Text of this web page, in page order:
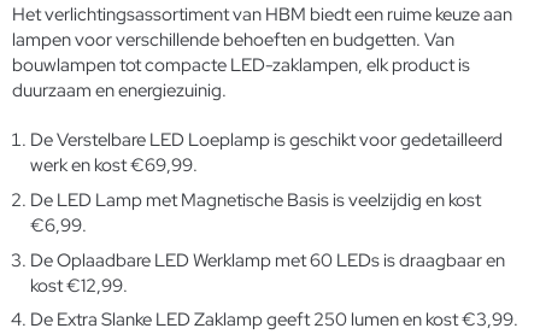
Het verlichtingsassortiment van HBM biedt een ruime keuze aan
lampen voor verschillende behoeften en budgetten. Van
bouwlampen tot compacte LED-zaklampen, elk product is
duurzaam en energiezuinig.
De Verstelbare LED Loeplamp is geschikt voor gedetailleerd
werk en kost €69,99.
De LED Lamp met Magnetische Basis is veelzijdig en kost
€6,99.
De Oplaadbare LED Werklamp met 60 LEDs is draagbaar en
kost €12,99.
De Extra Slanke LED Zaklamp geeft 250 lumen en kost €3,99.